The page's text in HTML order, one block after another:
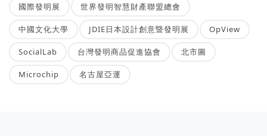
國際發明展 世界發明智慧財產聯盟總會
中國文化大學 JDIE日本設計創意暨發明展 OpView
SocialLab 台灣發明商品促進協會 北市圖
Microchip 名古屋亞運